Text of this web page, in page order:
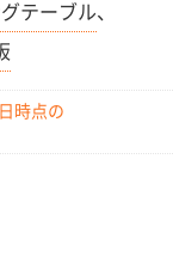
テーブル、
時点の